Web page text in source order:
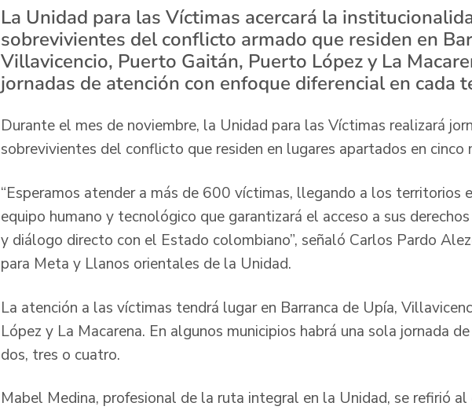
La Unidad para las Víctimas acercará la
sobrevivientes del conflicto armado que residen en
Villavicencio, Puerto Gaitán, Puerto López y La
jornadas de atención con enfoque diferencial en cada
Durante el mes de noviembre, la Unidad para las Víctimas realizará
sobrevivientes del conflicto que residen en lugares apartados en cinco
“Esperamos atender a más de 600 víctimas, llegando a los territorios
equipo humano y tecnológico que garantizará el acceso a sus
y diálogo directo con el Estado colombiano”, señaló Carlos Pardo
para Meta y Llanos orientales de la Unidad.
La atención a las víctimas tendrá lugar en Barranca de Upía,
López y La Macarena. En algunos municipios habrá una sola jornada
dos, tres o cuatro.
Mabel Medina, profesional de la ruta integral en la Unidad, se refirió